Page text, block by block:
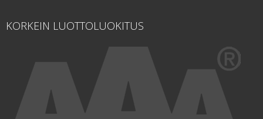
KORKEIN LUOTTOLUOKITUS